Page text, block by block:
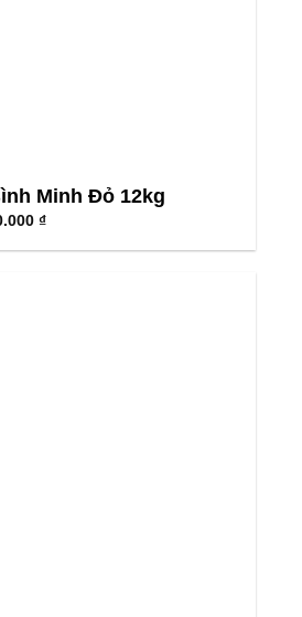
Minh Đỏ 12kg
₫